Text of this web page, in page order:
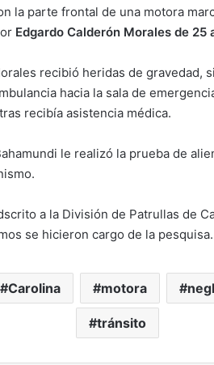
la parte frontal de una motora
Edgardo Calderón Morales de
recibió heridas de gravedad,
hacia la sala de
recibía asistencia médica.
le realizó la prueba de
a la División de Patrullas de
se hicieron cargo de la pesquisa.
Carolina motora
tránsito